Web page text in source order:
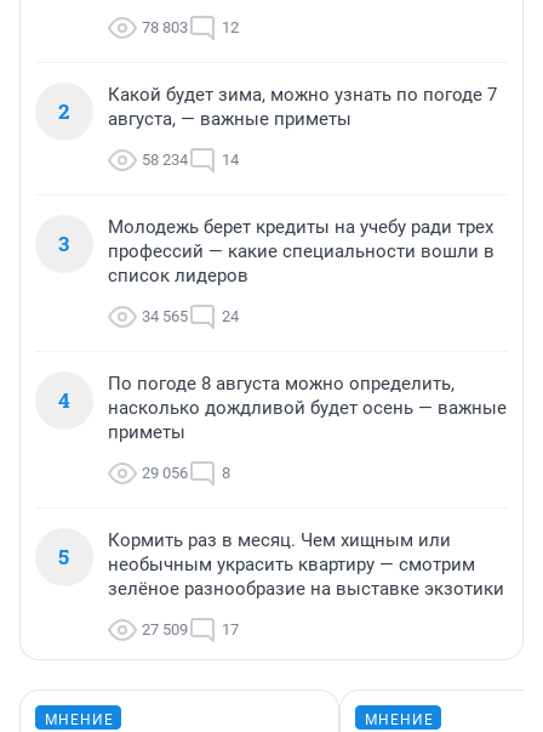
78 803 12
2
Какой будет зима, можно узнать по погоде 7
августа, — важные приметы
58 234 14
3
Молодежь берет кредиты на учебу ради трех
профессий — какие специальности вошли в
список лидеров
34 565 24
4
По погоде 8 августа можно определить,
насколько дождливой будет осень — важные
приметы
29 056 8
5
Кормить раз в месяц. Чем хищным или
необычным украсить квартиру — смотрим
зелёное разнообразие на выставке экзотики
27 509 17
МНЕНИЕ МНЕНИЕ